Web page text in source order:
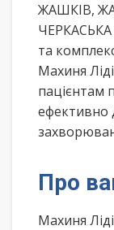
ЖАШКІВ,
ЧЕРКАСЬКА
та
Махиня
пацієнтам
ефективно
Про
Махиня